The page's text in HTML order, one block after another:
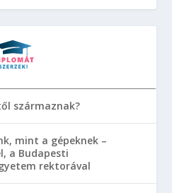
származnak?
mint a gépeknek –
a Budapesti
rektorával